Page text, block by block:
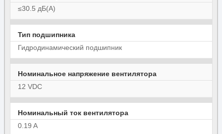
≤30.5 дБ(А)
Тип подшипника
Гидродинамический подшипник
Номинальное напряжение вентилятора
12 VDC
Номинальный ток вентилятора
0.19 A